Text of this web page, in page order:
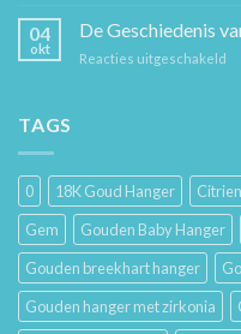
04
okt
De Geschiedenis
Reacties uitgeschakeld
TAGS
0 18K Goud Hanger Citrien
Gem
Gouden Baby Hanger
Gouden breekhart hanger
Gouden hanger met zirkonia